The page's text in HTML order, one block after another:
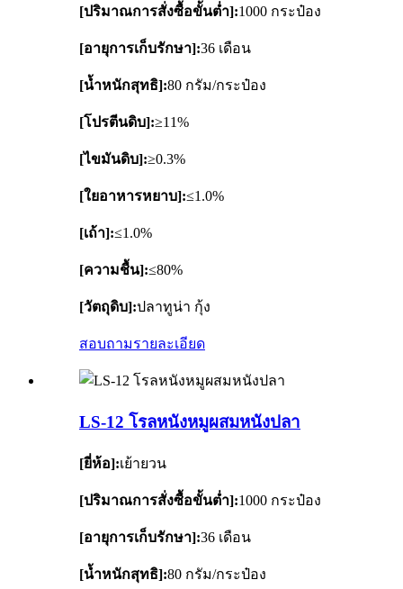
[ปริมาณการสั่งซื้อขั้นต่ำ]:1000 กระป๋อง
[อายุการเก็บรักษา]:36 เดือน
[น้ำหนักสุทธิ]:80 กรัม/กระป๋อง
[โปรตีนดิบ]:≥11%
[ไขมันดิบ]:≥0.3%
[ใยอาหารหยาบ]:≤1.0%
[เถ้า]:≤1.0%
[ความชื้น]:≤80%
[วัตถุดิบ]:ปลาทูน่า กุ้ง
สอบถามรายละเอียด
LS-12 โรลหนังหมูผสมหนังปลา
[ยี่ห้อ]:เย้ายวน
[ปริมาณการสั่งซื้อขั้นต่ำ]:1000 กระป๋อง
[อายุการเก็บรักษา]:36 เดือน
[น้ำหนักสุทธิ]:80 กรัม/กระป๋อง